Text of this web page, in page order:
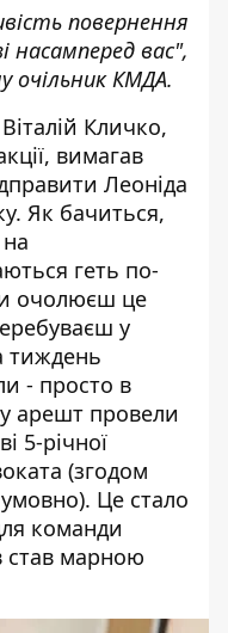
повернення
насамперед вас",
очільник КМДА.
Кличко,
вимагав
Леоніда
Як бачиться,
геть по-
очолюєш це
у
тиждень
- просто в
арешт провели
5-річної
(згодом
Це стало
команди
став марною